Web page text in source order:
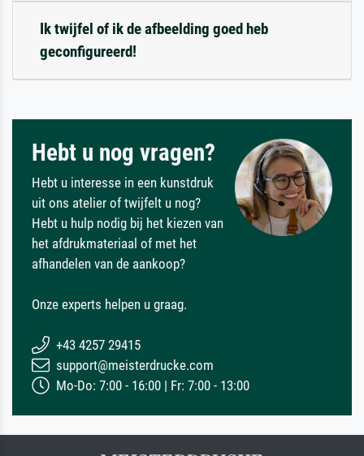
Ik twijfel of ik de afbeelding goed heb
geconfigureerd!
Hebt u nog vragen?
Hebt u interesse in een kunstdruk
uit ons atelier of twijfelt u nog?
Hebt u hulp nodig bij het kiezen van
het afdrukmateriaal of met het
afhandelen van de aankoop?
Onze experts helpen u graag.
+43 4257 29415
support@meisterdrucke.com
Mo-Do: 7:00 - 16:00 | Fr: 7:00 - 13:00